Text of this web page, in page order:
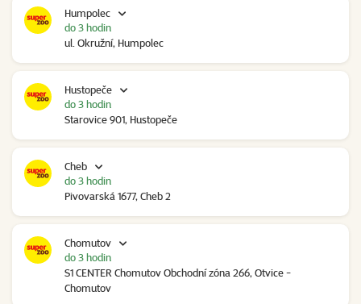
Humpolec
ul. Okružní, Humpolec
do 3 hodin
Hustopeče
Starovice 901, Hustopeče
do 3 hodin
Cheb
Pivovarská 1677, Cheb 2
do 3 hodin
Chomutov
S1 CENTER Chomutov Obchodní zóna 266, Otvice -
Chomutov
do 3 hodin